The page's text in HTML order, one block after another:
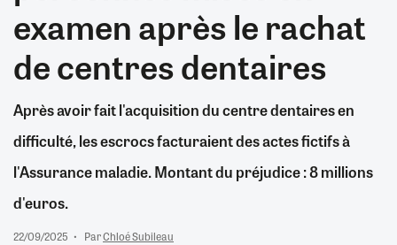
examen après le rachat
de centres dentaires
Après avoir fait l'acquisition du centre dentaires en
difficulté, les escrocs facturaient des actes fictifs à
l'Assurance maladie. Montant du préjudice : 8 millions
d'euros.
22/09/2025 ParChloé Subileau